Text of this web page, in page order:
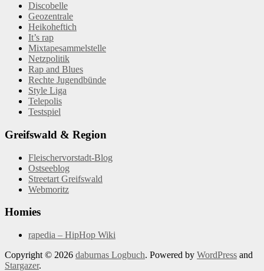
Discobelle
Geozentrale
Heikoheftich
It’s rap
Mixtapesammelstelle
Netzpolitik
Rap and Blues
Rechte Jugendbünde
Style Liga
Telepolis
Testspiel
Greifswald & Region
Fleischervorstadt-Blog
Ostseeblog
Streetart Greifswald
Webmoritz
Homies
rapedia – HipHop Wiki
Copyright © 2026 daburnas Logbuch. Powered by WordPress and
Stargazer.